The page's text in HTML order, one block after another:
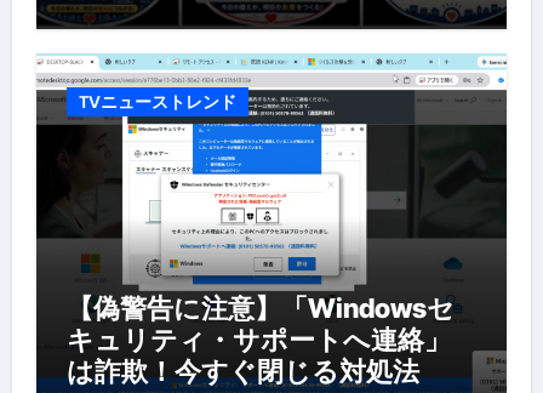
TVニューストレンド
【偽警告に注意】「Windowsセ
キュリティ・サポートへ連絡」
は詐欺！今すぐ閉じる対処法